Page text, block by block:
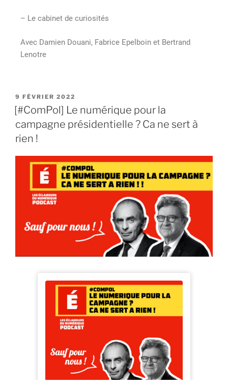
– Le cabinet de curiosités
Avec Damien Douani, Fabrice Epelboin et Bertrand
Lenotre
9 FÉVRIER 2022
[#ComPol] Le numérique pour la
campagne présidentielle ? Ca ne sert à
rien !